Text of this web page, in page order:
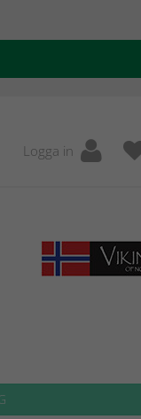
Logga in